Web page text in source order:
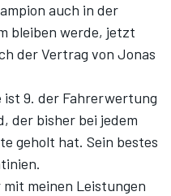
auch in der
bleiben werde, jetzt
der Vertrag von Jonas
ist 9. der Fahrerwertung
der bisher bei jedem
geholt hat. Sein bestes
meinen Leistungen